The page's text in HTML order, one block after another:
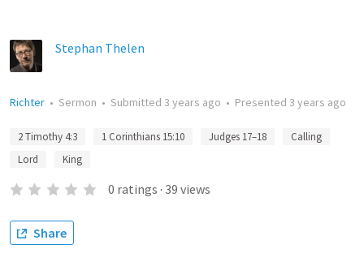
Stephan Thelen
Richter • Sermon • Submitted 3 years ago • Presented 3 years ago
2 Timothy 4:3 1 Corinthians 15:10 Judges 17–18
Calling
Lord
King
0 ratings · 39 views
Share